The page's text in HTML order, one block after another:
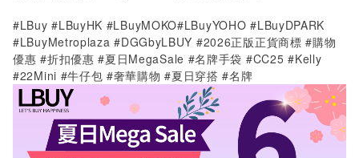
#LBuy #LBuyHK #LBuyMOKO#LBuyYOHO #LBuyDPARK
#LBuyMetroplaza #DGGbyLBUY #2026正版正貨商標 #購物
優惠 #折扣優惠 #夏日MegaSale #名牌手袋 #CC25 #Kelly
#22Mini #牛仔包 #奢華購物 #夏日穿搭 #名牌